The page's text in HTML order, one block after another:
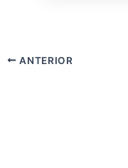
ANTERIOR